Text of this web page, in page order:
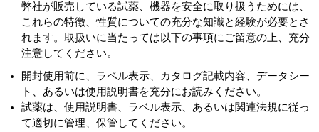
弊社が販売している試薬、機器を安全に取り扱うためには、
これらの特徴、性質についての充分な知識と経験が必要とさ
れます。取扱いに当たっては以下の事項にご留意の上、充分
注意してください。
開封使用前に、ラベル表示、カタログ記載内容、データシー
ト、あるいは使用説明書を充分にお読みください。
試薬は、使用説明書、ラベル表示、あるいは関連法規に従っ
て適切に管理、保管してください。